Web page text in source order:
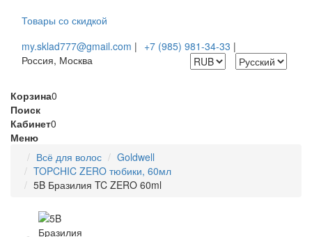
Товары со скидкой
my.sklad777@gmail.com | +7 (985) 981-34-33 |
Россия, Москва
Корзина0
Поиск
Кабинет0
Меню
Всё для волос
Goldwell
TOPCHIC ZERO тюбики, 60мл
5B Бразилия TC ZERO 60ml